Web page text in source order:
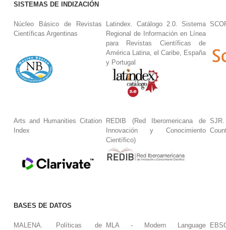
SISTEMAS DE INDIZACIÓN
Núcleo Básico de Revistas
Científicas Argentinas
Latindex. Catálogo 2.0. Sistema
Regional de Información en Línea
para Revistas Científicas de
América Latina, el Caribe, España
y Portugal
Arts and Humanities Citation
Index
REDIB (Red Iberomericana de
Innovación y Conocimiento
Científico)
BASES DE DATOS
MALENA. Políticas de
MLA - Modern Language